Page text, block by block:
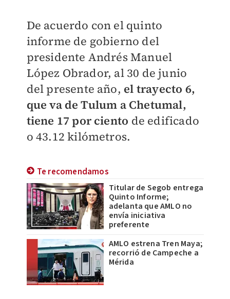
De acuerdo con el quinto
informe de gobierno del
presidente Andrés Manuel
López Obrador, al 30 de junio
del presente año, el trayecto 6,
que va de Tulum a Chetumal,
tiene 17 por ciento de edificado
o 43.12 kilómetros.
Te recomendamos
Titular de Segob entrega
Quinto Informe;
adelanta que AMLO no
envía iniciativa
preferente
AMLO estrena Tren Maya;
recorrió de Campeche a
Mérida